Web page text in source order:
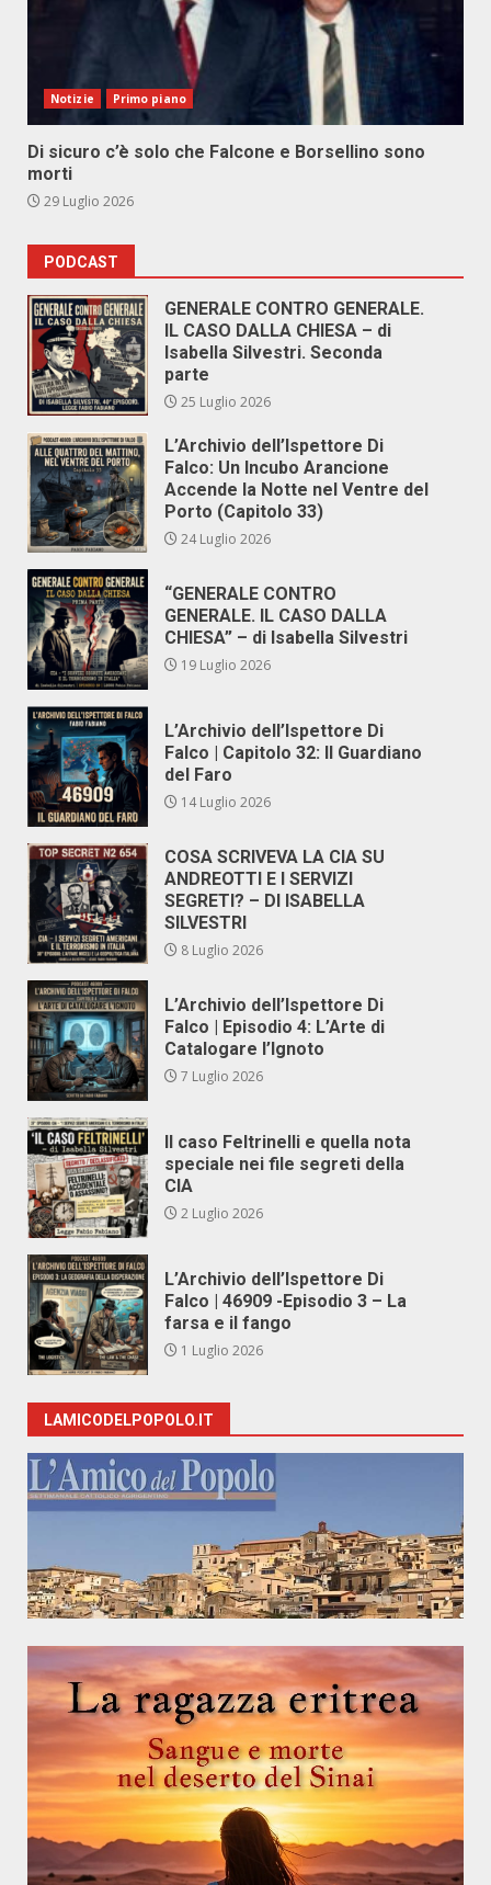
Notizie Primo piano
Di sicuro c’è solo che Falcone e Borsellino sono
morti
29 Luglio 2026
PODCAST
GENERALE CONTRO GENERALE.
IL CASO DALLA CHIESA – di
Isabella Silvestri. Seconda
parte
25 Luglio 2026
L’Archivio dell’Ispettore Di
Falco: Un Incubo Arancione
Accende la Notte nel Ventre del
Porto (Capitolo 33)
24 Luglio 2026
“GENERALE CONTRO
GENERALE. IL CASO DALLA
CHIESA” – di Isabella Silvestri
19 Luglio 2026
L’Archivio dell’Ispettore Di
Falco | Capitolo 32: Il Guardiano
del Faro
14 Luglio 2026
COSA SCRIVEVA LA CIA SU
ANDREOTTI E I SERVIZI
SEGRETI? – DI ISABELLA
SILVESTRI
8 Luglio 2026
L’Archivio dell’Ispettore Di
Falco | Episodio 4: L’Arte di
Catalogare l’Ignoto
7 Luglio 2026
Il caso Feltrinelli e quella nota
speciale nei file segreti della
CIA
2 Luglio 2026
L’Archivio dell’Ispettore Di
Falco | 46909 -Episodio 3 – La
farsa e il fango
1 Luglio 2026
LAMICODELPOPOLO.IT